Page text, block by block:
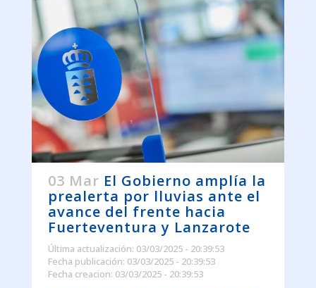
03 Mar El Gobierno amplía la
prealerta por lluvias ante el
avance del frente hacia
Fuerteventura y Lanzarote
Última actualización: 03/03/2025 - 20:39:53
Fecha publicación: 03/03/2025 - 20:39:53
Fecha creacion: 03/03/2025 - 20:39:53